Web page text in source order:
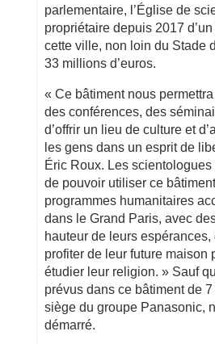
parlementaire, l’Église de
propriétaire depuis 2017
cette ville, non loin du Stade
33 millions d’euros.
« Ce bâtiment nous
des conférences, des
d’offrir un lieu de culture et
les gens dans un esprit de
Éric Roux. Les
de pouvoir utiliser ce
programmes humanitaires
dans le Grand Paris, avec
hauteur de leurs
profiter de leur future maison
étudier leur religion. » Sauf
prévus dans ce bâtiment de 7
siège du groupe Panasonic,
démarré.